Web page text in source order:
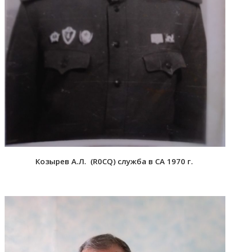
Козырев А.Л. (R0CQ) служба в СА 1970 г.